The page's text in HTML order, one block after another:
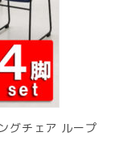
グチェア ループ